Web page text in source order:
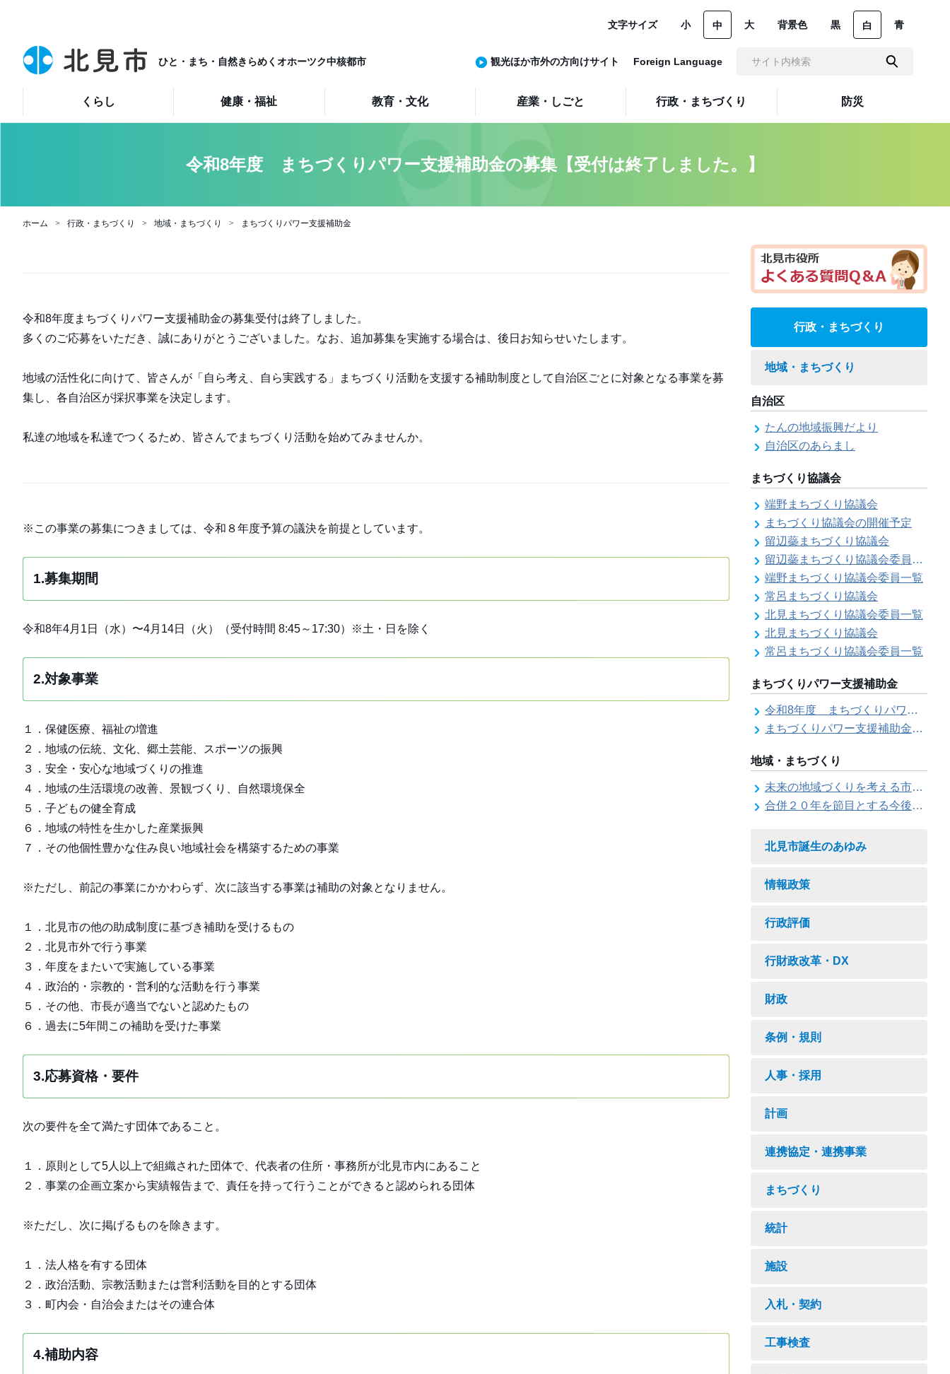
ひと・まち・自然きらめくオホーツク中核都市
くらし 健康・福祉 教育・文化 産業・しごと 行政・まちづくり 防災
文字サイズ 小 中 大 背景色 黒 白 青
観光ほか市外の方向けサイト Foreign Language
令和8年度 まちづくりパワー支援補助金の募集【受付は終了しました。】
ホーム 行政・まちづくり 地域・まちづくり まちづくりパワー支援補助金
令和8年度まちづくりパワー支援補助金の募集受付は終了しました。
多くのご応募をいただき、誠にありがとうございました。なお、追加募集を実施する場合は、後日お知らせいたします。
地域の活性化に向けて、皆さんが「自ら考え、自ら実践する」まちづくり活動を支援する補助制度として自治区ごとに対象となる事業を募
集し、各自治区が採択事業を決定します。
私達の地域を私達でつくるため、皆さんでまちづくり活動を始めてみませんか。
※この事業の募集につきましては、令和８年度予算の議決を前提としています。
1.募集期間
令和8年4月1日（水）〜4月14日（火）（受付時間 8:45～17:30）※土・日を除く
2.対象事業
１．保健医療、福祉の増進
２．地域の伝統、文化、郷土芸能、スポーツの振興
３．安全・安心な地域づくりの推進
４．地域の生活環境の改善、景観づくり、自然環境保全
５．子どもの健全育成
６．地域の特性を生かした産業振興
７．その他個性豊かな住み良い地域社会を構築するための事業
※ただし、前記の事業にかかわらず、次に該当する事業は補助の対象となりません。
１．北見市の他の助成制度に基づき補助を受けるもの
２．北見市外で行う事業
３．年度をまたいで実施している事業
４．政治的・宗教的・営利的な活動を行う事業
５．その他、市長が適当でないと認めたもの
６．過去に5年間この補助を受けた事業
3.応募資格・要件
次の要件を全て満たす団体であること。
１．原則として5人以上で組織された団体で、代表者の住所・事務所が北見市内にあること
２．事業の企画立案から実績報告まで、責任を持って行うことができると認められる団体
※ただし、次に掲げるものを除きます。
１．法人格を有する団体
２．政治活動、宗教活動または営利活動を目的とする団体
３．町内会・自治会またはその連合体
4.補助内容
行政・まちづくり
地域・まちづくり
自治区
たんの地域振興だより
自治区のあらまし
まちづくり協議会
端野まちづくり協議会
まちづくり協議会の開催予定
留辺蘂まちづくり協議会
留辺蘂まちづくり協議会委員一覧
端野まちづくり協議会委員一覧
常呂まちづくり協議会
北見まちづくり協議会委員一覧
北見まちづくり協議会
常呂まちづくり協議会委員一覧
まちづくりパワー支援補助金
令和8年度 まちづくりパワー支援補助金の募集【受付は終了しました。】
まちづくりパワー支援補助金の交付結果
地域・まちづくり
未来の地域づくりを考える市民会議
合併２０年を節目とする今後の地域づくりに関する市長懇話会
北見市誕生のあゆみ
情報政策
行政評価
行財政改革・DX
財政
条例・規則
人事・採用
計画
連携協定・連携事業
まちづくり
統計
施設
入札・契約
工事検査